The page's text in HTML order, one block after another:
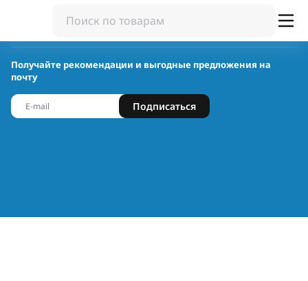
Получайте рекомендации и выгодные предложения на
почту
Подписаться